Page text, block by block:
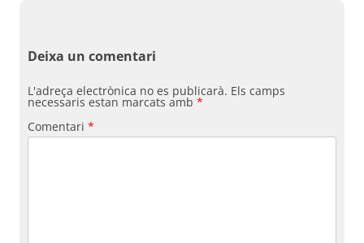
Deixa un comentari
L'adreça electrònica no es publicarà. Els camps
necessaris estan marcats amb *
Comentari *